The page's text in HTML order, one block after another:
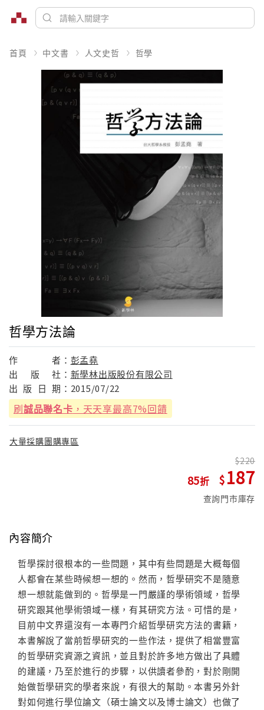
首頁 中文書 人文史哲 哲學
哲學方法論
作 者： 彭孟堯
出
版 社： 新學林出版股份有限公司
出 版 日 期： 2015/07/22
刷誠品聯名卡 ，天天享最高7%回饋
大量採購團購專區
85
220
187
查詢門市庫存
內容簡介
哲學探討很根本的一些問題，其中有些問題是大概每個
人都會在某些時候想一想的。然而，哲學研究不是隨意
想一想就能做到的。哲學是一門嚴謹的學術領域，哲學
研究跟其他學術領域一樣，有其研究方法。可惜的是，
目前中文界還沒有一本專門介紹哲學研究方法的書籍，
本書解說了當前哲學研究的一些作法，提供了相當豐富
的哲學研究資源之資訊，並且對於許多地方做出了具體
的建議，乃至於進行的步驟，以供讀者參酌，對於剛開
始做哲學研究的學者來說，有很大的幫助。本書另外針
對如何進行學位論文（碩士論文以及博士論文）也做了